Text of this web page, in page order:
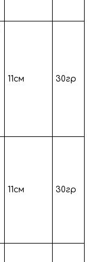
11см 30гр
11см 30гр